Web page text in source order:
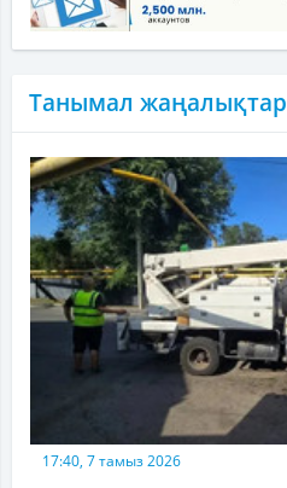
Танымал жаңалықтар
17:40, 7 тамыз 2026